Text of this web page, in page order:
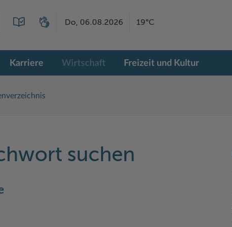
Do, 06.08.2026 19°C
Karriere Wirtschaft Freizeit und Kultur
suchen